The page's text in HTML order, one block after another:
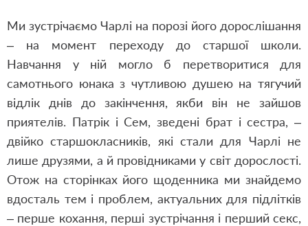
Ми зустрічаємо Чарлі на порозі його дорослішання
– на момент переходу до старшої школи.
Навчання у ній могло б перетворитися для
самотнього юнака з чутливою душею на тягучий
відлік днів до закінчення, якби він не зайшов
приятелів. Патрік і Сем, зведені брат і сестра, –
двійко старшокласників, які стали для Чарлі не
лише друзями, а й провідниками у світ дорослості.
Отож на сторінках його щоденника ми знайдемо
вдосталь тем і проблем, актуальних для підлітків
– перше кохання, перші зустрічання і перший секс,